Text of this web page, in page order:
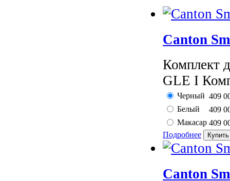
Canton
Комплект
GLE I
Черный 409
Белый
409
Макасар 409
Подробнее
Canton